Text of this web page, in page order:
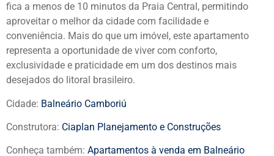
fica a menos de 10 minutos da Praia Central, permitindo
aproveitar o melhor da cidade com facilidade e
conveniência. Mais do que um imóvel, este apartamento
representa a oportunidade de viver com conforto,
exclusividade e praticidade em um dos destinos mais
desejados do litoral brasileiro.
Cidade: Balneário Camboriú
Construtora: Ciaplan Planejamento e Construções
Conheça também: Apartamentos à venda em Balneário